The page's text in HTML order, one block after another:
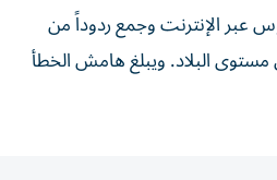
عبر الإنترنت وجمع ردوداً من
مستوى البلاد. ويبلغ هامش الخطأ